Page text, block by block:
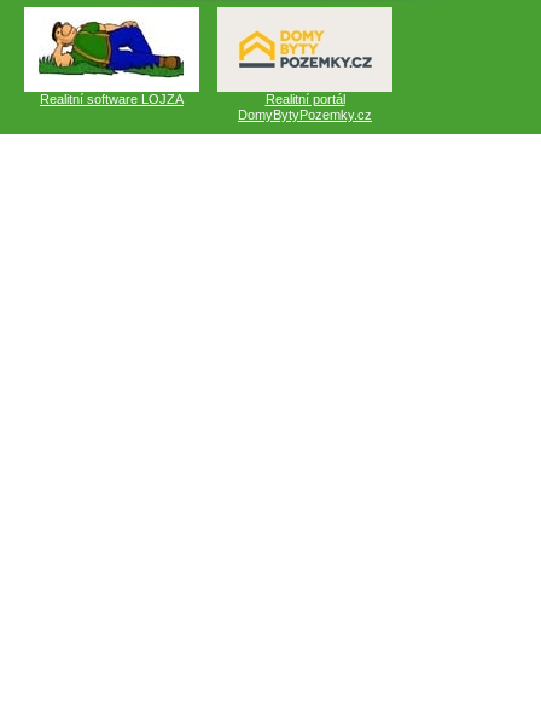
Realitní software LOJZA
Realitní portál
DomyBytyPozemky.cz